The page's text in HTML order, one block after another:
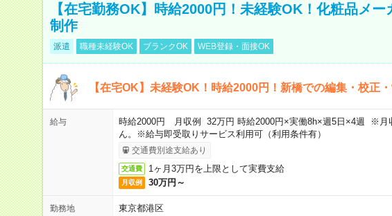
【在宅勤務OK】時給2000円！未経験OK！化粧品メー
制作
派遣 職種未経験OK ブランクOK WEB登録・面接OK
【在宅OK】未経験OK！時給2000円！新橋での編集・校正
給与
時給2000円 月収例 32万円 時給2000円×実働8h×週5日×4週 ※月
ん。※給与即受取りサービス利用可（利用条件有）
交通費別途支給あり
交通費 1ヶ月3万円を上限として実費支給
月収例 30万円～
勤務地
東京都港区